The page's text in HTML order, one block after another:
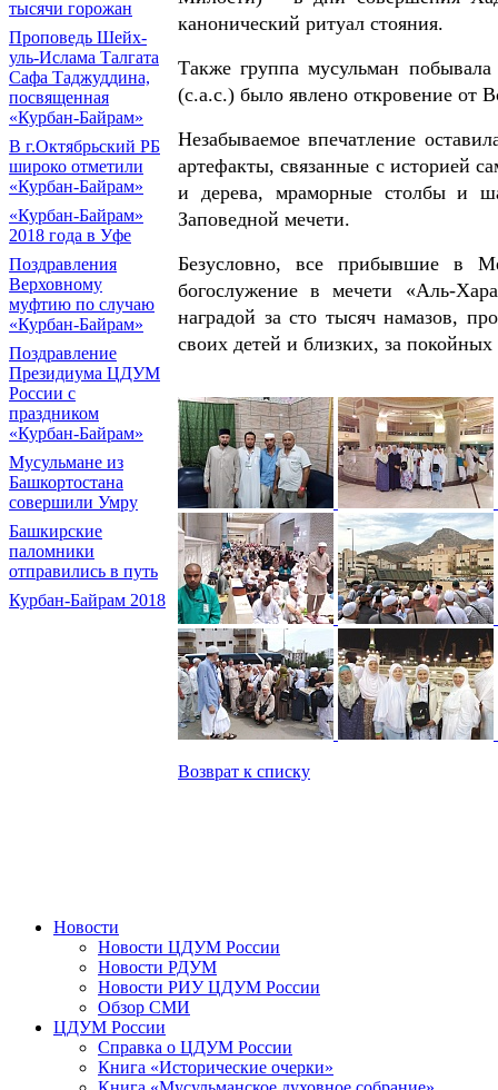
тысячи горожан
Проповедь Шейх-
уль-Ислама Талгата
Сафа Таджуддина,
посвященная
«Курбан-Байрам»
В г.Октябрьский РБ
широко отметили
«Курбан-Байрам»
«Курбан-Байрам»
2018 года в Уфе
Поздравления
Верховному
муфтию по случаю
«Курбан-Байрам»
Поздравление
Президиума ЦДУМ
России с
праздником
«Курбан-Байрам»
Мусульмане из
Башкортостана
совершили Умру
Башкирские
паломники
отправились в путь
Курбан-Байрам 2018
канонический ритуал стояния.
Также группа мусульман
(с.а.с.) было явлено откровение от
Незабываемое впечатление
артефакты, связанные с историей
и дерева, мраморные столбы и
Заповедной мечети.
Безусловно, все прибывшие в
богослужение в мечети «Аль-
наградой за сто тысяч намазов,
своих детей и близких, за
Возврат к списку
Новости
Новости ЦДУМ России
Новости РДУМ
Новости РИУ ЦДУМ России
Обзор СМИ
ЦДУМ России
Справка о ЦДУМ России
Книга «Исторические очерки»